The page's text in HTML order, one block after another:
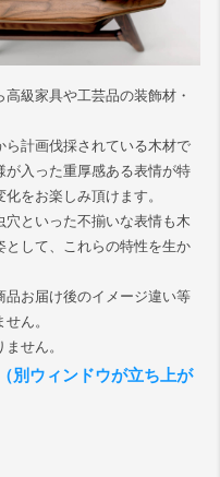
級家具や工芸品の装飾材・
ら計画伐採されている木材で
入った重厚感ある表情が特
をお楽しみ頂けます。
といった不揃いな表情も木
として、これらの特性を生か
お届け後のイメージ違い等
ん。
せん。
別ウィンドウが立ち上が